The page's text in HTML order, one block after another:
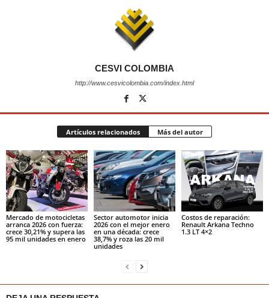
CESVI COLOMBIA
http://www.cesvicolombia.com/index.html
Artículos relacionados Más del autor
Mercado de motocicletas
arranca 2026 con fuerza:
crece 30,21% y supera las
95 mil unidades en enero
Sector automotor inicia
2026 con el mejor enero
en una década: crece
38,7% y roza las 20 mil
unidades
Costos de reparación:
Renault Arkana Techno
1.3 LT 4×2